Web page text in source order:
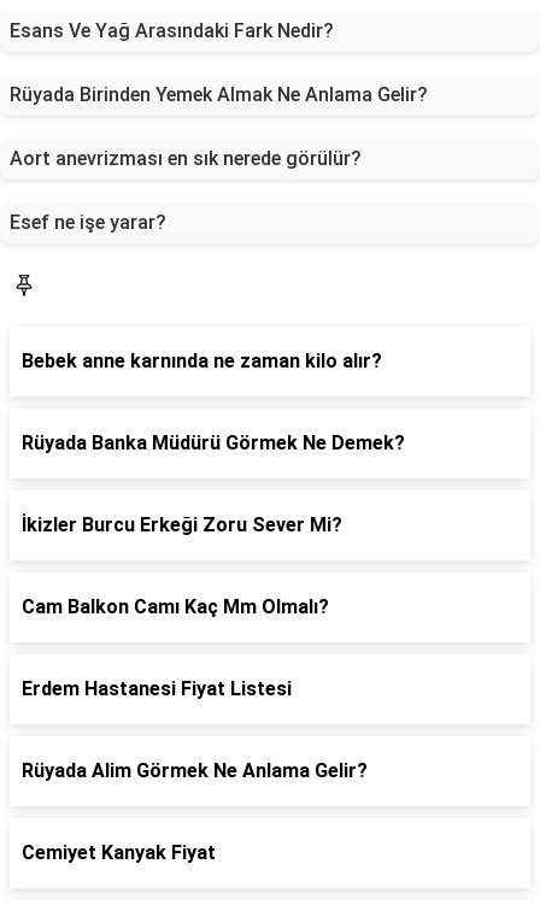
Esans Ve Yağ Arasındaki Fark Nedir?
Rüyada Birinden Yemek Almak Ne Anlama Gelir?
Aort anevrizması en sık nerede görülür?
Esef ne işe yarar?
Bebek anne karnında ne zaman kilo alır?
Rüyada Banka Müdürü Görmek Ne Demek?
İkizler Burcu Erkeği Zoru Sever Mi?
Cam Balkon Camı Kaç Mm Olmalı?
Erdem Hastanesi Fiyat Listesi
Rüyada Alim Görmek Ne Anlama Gelir?
Cemiyet Kanyak Fiyat